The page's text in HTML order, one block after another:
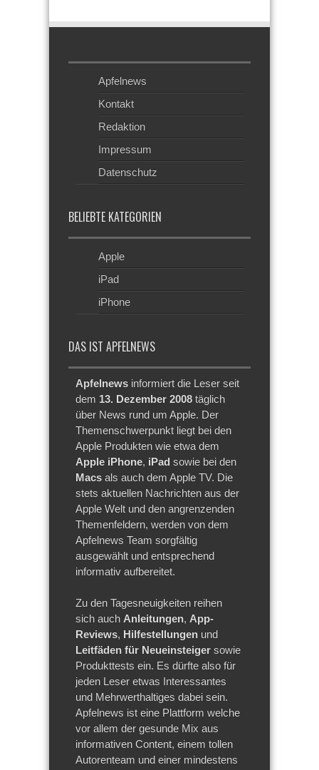
Apfelnews
Kontakt
Redaktion
Impressum
Datenschutz
BELIEBTE KATEGORIEN
Apple
iPad
iPhone
DAS IST APFELNEWS
Apfelnews informiert die Leser seit
dem 13. Dezember 2008 täglich
über News rund um Apple. Der
Themenschwerpunkt liegt bei den
Apple Produkten wie etwa dem
Apple iPhone, iPad sowie bei den
Macs als auch dem Apple TV. Die
stets aktuellen Nachrichten aus der
Apple Welt und den angrenzenden
Themenfeldern, werden von dem
Apfelnews Team sorgfältig
ausgewählt und entsprechend
informativ aufbereitet.
Zu den Tagesneuigkeiten reihen
sich auch Anleitungen, App-
Reviews, Hilfestellungen und
Leitfäden für Neueinsteiger sowie
Produkttests ein. Es dürfte also für
jeden Leser etwas Interessantes
und Mehrwerthaltiges dabei sein.
Apfelnews ist eine Plattform welche
vor allem der gesunde Mix aus
informativen Content, einem tollen
Autorenteam und einer mindestens